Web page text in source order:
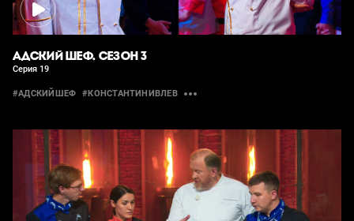
АДСКИЙ ШЕФ. СЕЗОН 3
Серия 19
#АДСКИЙШЕФ #КОНСТАНТИНИВЛЕВ